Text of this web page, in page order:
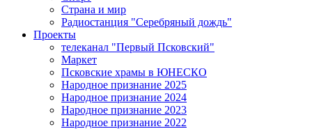
Страна и мир
Радиостанция "Серебряный дождь"
Проекты
телеканал "Первый Псковский"
Маркет
Псковские храмы в ЮНЕСКО
Народное признание 2025
Народное признание 2024
Народное признание 2023
Народное признание 2022